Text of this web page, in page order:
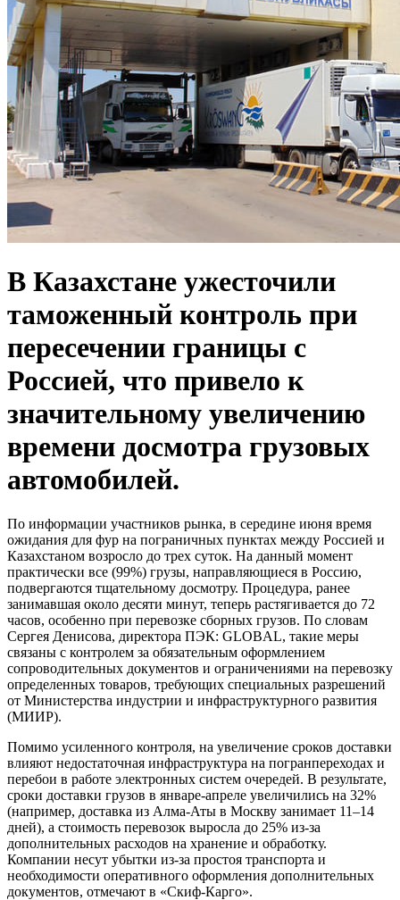
В Казахстане ужесточили
таможенный контроль при
пересечении границы с
Россией, что привело к
значительному увеличению
времени досмотра грузовых
автомобилей.
По информации участников рынка, в середине июня время
ожидания для фур на пограничных пунктах между Россией и
Казахстаном возросло до трех суток. На данный момент
практически все (99%) грузы, направляющиеся в Россию,
подвергаются тщательному досмотру. Процедура, ранее
занимавшая около десяти минут, теперь растягивается до 72
часов, особенно при перевозке сборных грузов. По словам
Сергея Денисова, директора ПЭК: GLOBAL, такие меры
связаны с контролем за обязательным оформлением
сопроводительных документов и ограничениями на перевозку
определенных товаров, требующих специальных разрешений
от Министерства индустрии и инфраструктурного развития
(МИИР).
Помимо усиленного контроля, на увеличение сроков доставки
влияют недостаточная инфраструктура на погранпереходах и
перебои в работе электронных систем очередей. В результате,
сроки доставки грузов в январе-апреле увеличились на 32%
(например, доставка из Алма-Аты в Москву занимает 11–14
дней), а стоимость перевозок выросла до 25% из-за
дополнительных расходов на хранение и обработку.
Компании несут убытки из-за простоя транспорта и
необходимости оперативного оформления дополнительных
документов, отмечают в «Скиф-Карго».